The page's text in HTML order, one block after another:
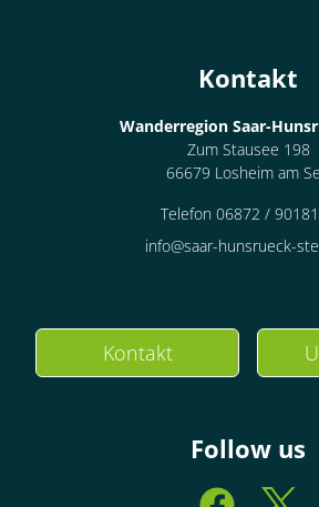
Kontakt
Wanderregion Saar-
Zum Stausee 198
66679 Losheim am
Telefon 06872 /
info@saar-hunsrueck-
Kontakt
Follow us